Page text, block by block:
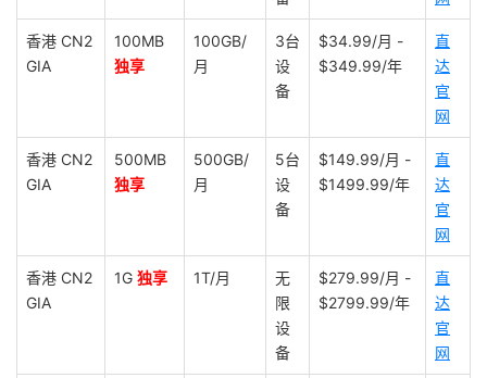
香港 CN2
GIA
100MB
独享
100GB/
月
3台
设
备
$34.99/月 -
$349.99/年
直
达
官
网
香港 CN2
GIA
500MB
独享
500GB/
月
5台
设
备
$149.99/月 -
$1499.99/年
直
达
官
网
香港 CN2
GIA
1G 独享 1T/月
无
限
设
备
$279.99/月 -
$2799.99/年
直
达
官
网